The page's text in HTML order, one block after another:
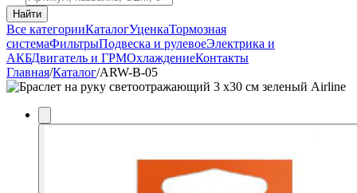
Найти
Все категорииКаталогУценкаТормозная
системаФильтрыПодвеска и рулевоеЭлектрика и
АКБДвигатель и ГРМОхлаждениеКонтакты
Главная/Каталог/ARW-B-05